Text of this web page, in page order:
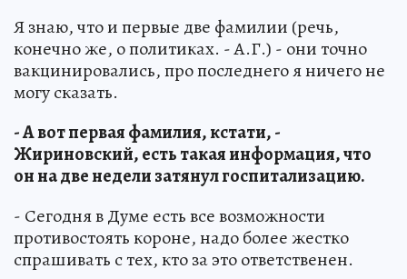
Я знаю, что и первые две фамилии (речь,
конечно же, о политиках. - А.Г.) - они точно
вакцинировались, про последнего я ничего не
могу сказать.
- А вот первая фамилия, кстати, -
Жириновский, есть такая информация, что
он на две недели затянул госпитализацию.
- Сегодня в Думе есть все возможности
противостоять короне, надо более жестко
спрашивать с тех, кто за это ответственен.